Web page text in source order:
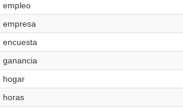
empleo
empresa
encuesta
ganancia
hogar
horas